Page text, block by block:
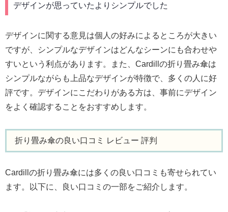
デザインが思っていたよりシンプルでした
デザインに関する意見は個人の好みによるところが大きい
ですが、シンプルなデザインはどんなシーンにも合わせや
すいという利点があります。また、Cardillの折り畳み傘は
シンプルながらも上品なデザインが特徴で、多くの人に好
評です。デザインにこだわりがある方は、事前にデザイン
をよく確認することをおすすめします。
折り畳み傘の良い口コミ レビュー 評判
Cardillの折り畳み傘には多くの良い口コミも寄せられてい
ます。以下に、良い口コミの一部をご紹介します。